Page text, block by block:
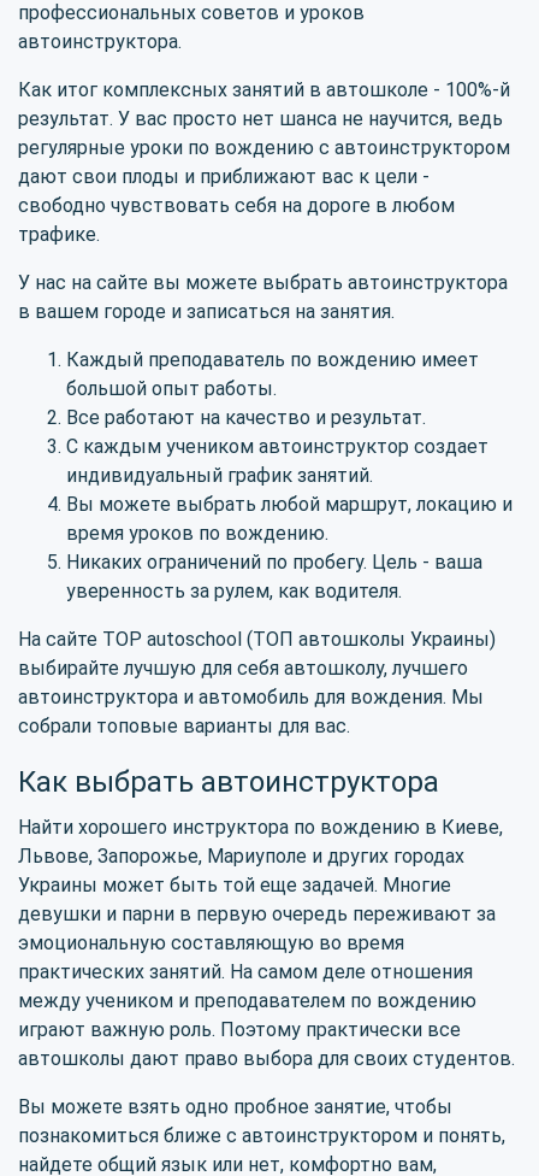
профессиональных советов и уроков
автоинструктора.
Как итог комплексных занятий в автошколе - 100%-й
результат. У вас просто нет шанса не научится, ведь
регулярные уроки по вождению с автоинструктором
дают свои плоды и приближают вас к цели -
свободно чувствовать себя на дороге в любом
трафике.
У нас на сайте вы можете выбрать автоинструктора
в вашем городе и записаться на занятия.
Каждый преподаватель по вождению имеет
большой опыт работы.
Все работают на качество и результат.
С каждым учеником автоинструктор создает
индивидуальный график занятий.
Вы можете выбрать любой маршрут, локацию и
время уроков по вождению.
Никаких ограничений по пробегу. Цель - ваша
уверенность за рулем, как водителя.
На сайте TOP autoschool (ТОП автошколы Украины)
выбирайте лучшую для себя автошколу, лучшего
автоинструктора и автомобиль для вождения. Мы
собрали топовые варианты для вас.
Как выбрать автоинструктора
Найти хорошего инструктора по вождению в Киеве,
Львове, Запорожье, Мариуполе и других городах
Украины может быть той еще задачей. Многие
девушки и парни в первую очередь переживают за
эмоциональную составляющую во время
практических занятий. На самом деле отношения
между учеником и преподавателем по вождению
играют важную роль. Поэтому практически все
автошколы дают право выбора для своих студентов.
Вы можете взять одно пробное занятие, чтобы
познакомиться ближе с автоинструктором и понять,
найдете общий язык или нет, комфортно вам,